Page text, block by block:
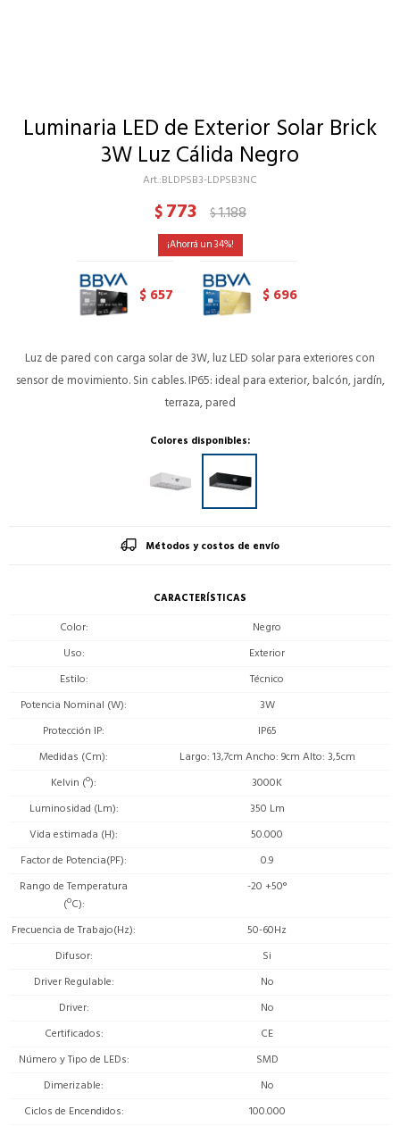
Luminaria LED de Exterior Solar Brick
3W Luz Cálida Negro
BLDPSB3-LDPSB3NC
$773 $1.188
34
$ 657 $ 696
Luz de pared con carga solar de 3W, luz LED solar para exteriores con
sensor de movimiento. Sin cables. IP65: ideal para exterior, balcón, jardín,
terraza, pared
Colores disponibles:
Métodos y costos de envío
CARACTERÍSTICAS
Color
Negro
Uso
Exterior
Estilo
Técnico
Potencia Nominal (W)
3W
Protección IP
IP65
Medidas (Cm)
Largo: 13,7cm Ancho: 9cm Alto: 3,5cm
Kelvin (º)
3000K
Luminosidad (Lm)
350 Lm
Vida estimada (H)
50.000
Factor de Potencia(PF)
0.9
Rango de Temperatura
(ºC)
-20 +50°
Frecuencia de Trabajo(Hz)
50-60Hz
Difusor
Si
Driver Regulable
No
Driver
No
Certificados
CE
Número y Tipo de LEDs
SMD
Dimerizable
No
Ciclos de Encendidos
100.000